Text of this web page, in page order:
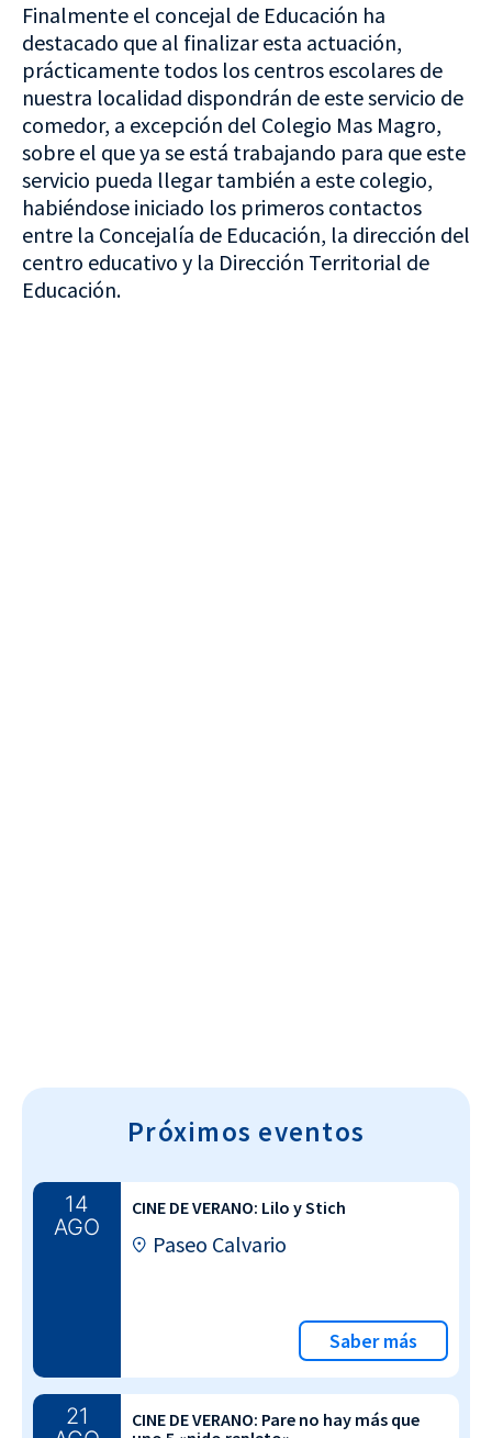
Finalmente el concejal de Educación ha
destacado que al finalizar esta actuación,
prácticamente todos los centros escolares de
nuestra localidad dispondrán de este servicio de
comedor, a excepción del Colegio Mas Magro,
sobre el que ya se está trabajando para que este
servicio pueda llegar también a este colegio,
habiéndose iniciado los primeros contactos
entre la Concejalía de Educación, la dirección del
centro educativo y la Dirección Territorial de
Educación.
Próximos eventos
14
AGO
CINE DE VERANO: Lilo y Stich
Paseo Calvario
Saber más
21
CINE DE VERANO: Pare no hay más que